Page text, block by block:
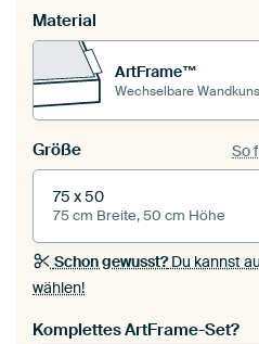
Material
ArtFrame™
Wechselbare
Größe So
75 x 50
75 cm Breite, 50 cm Höhe
Schon gewusst?Du kannst
wählen!
Komplettes ArtFrame-Set?